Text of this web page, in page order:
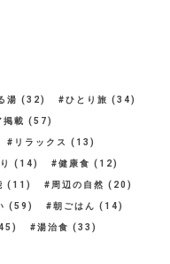
湯 (32) ひとり旅 (34)
掲載 (57)
リラックス (13)
(14) 健康食 (12)
(11) 周辺の自然 (20)
(59) 朝ごはん (14)
湯治食 (33)